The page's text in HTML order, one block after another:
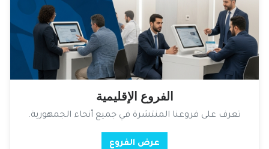
الفروع الإقليمية
تعرف على فروعنا المنتشرة في جميع أنحاء الجمهورية.
عرض الفروع